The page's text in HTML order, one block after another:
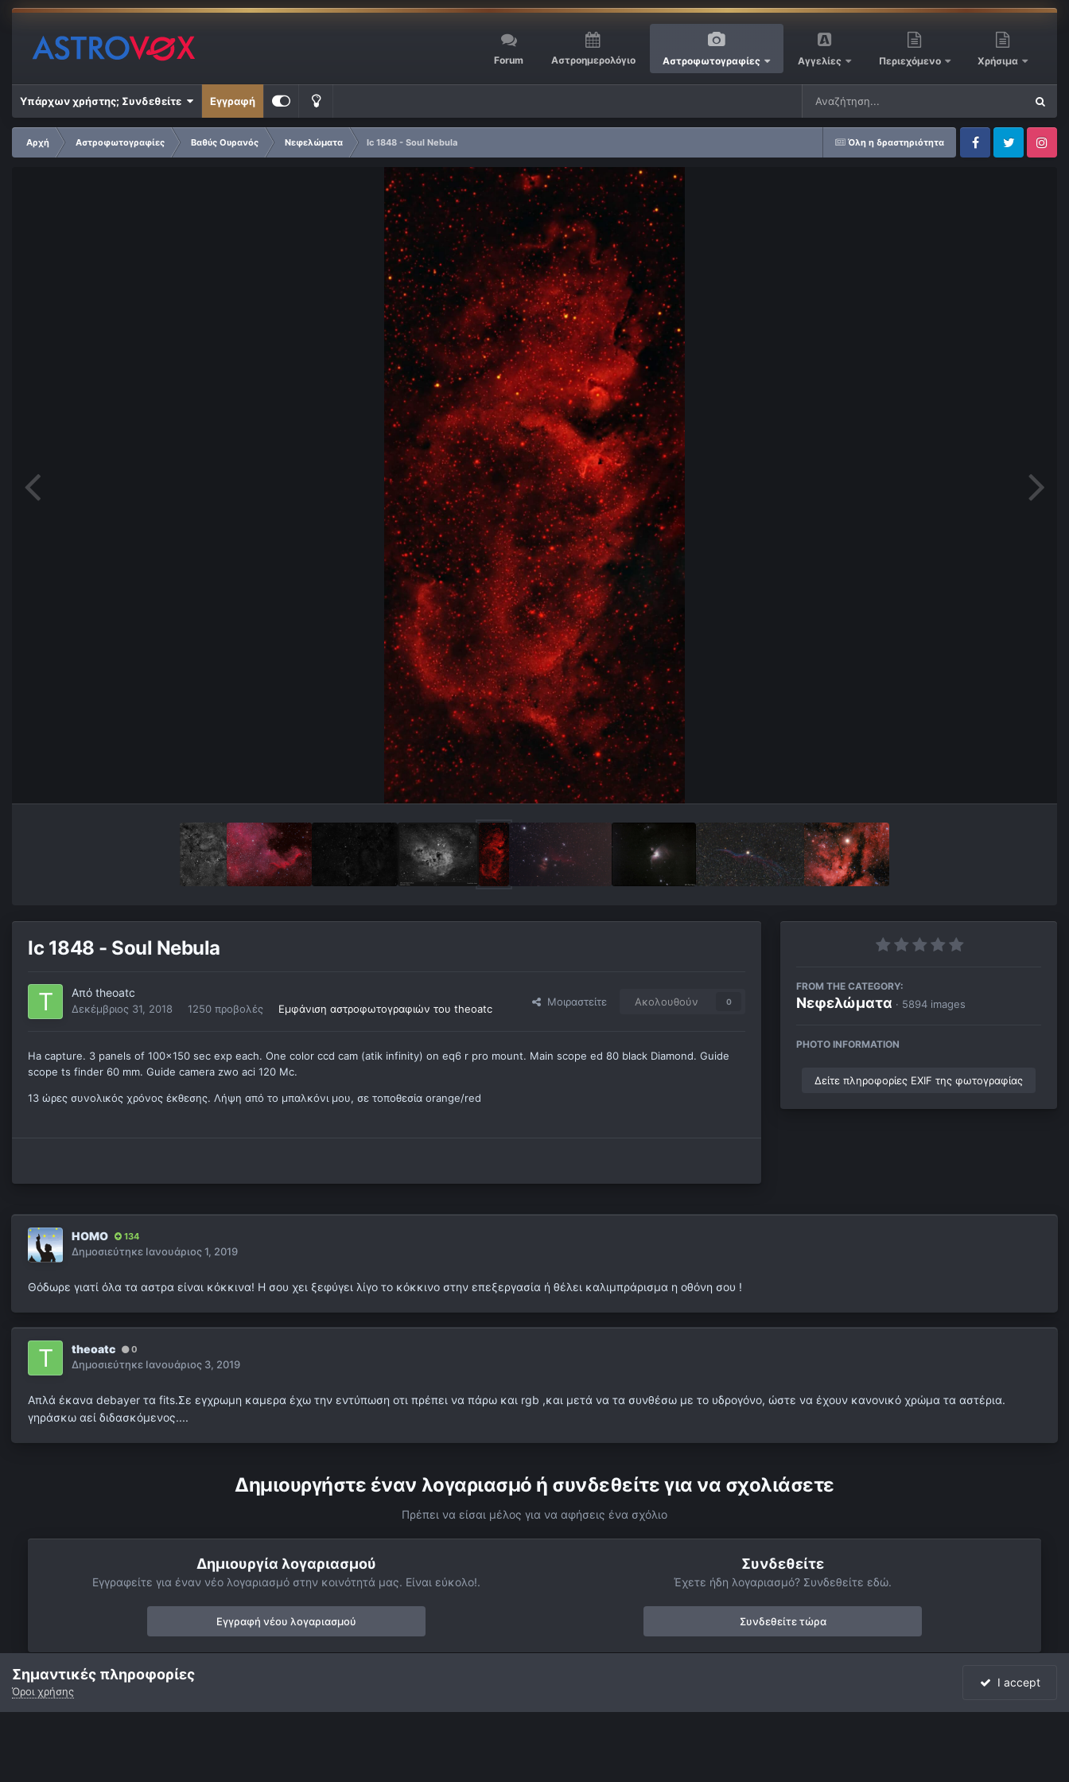
Forum Αστροημερολόγιο Αστροφωτογραφίες Αγγελίες Περιεχόμενο Χρήσιμα
Υπάρχων χρήστης; Συνδεθείτε Εγγραφή
Όλη η δραστηριότητα
Αρχή Αστροφωτογραφίες Βαθύς Ουρανός Νεφελώματα
Ic 1848 - Soul Nebula
FacebookTwitter Instagram
Ic 1848 - Soul Nebula
Από theoatc
Δεκέμβριος 31, 2018 1250 προβολές Εμφάνιση αστροφωτογραφιών του theoatc
Μοιραστείτε Ακολουθούν 0
Ha capture. 3 panels of 100x150 sec exp each. One color ccd cam (atik infinity) on eq6 r pro mount. Main scope ed 80 black Diamond. Guide
scope ts finder 60 mm. Guide camera zwo aci 120 Mc.
13 ώρες συνολικός χρόνος έκθεσης. Λήψη από το μπαλκόνι μου, σε τοποθεσία orange/red
FROM THE CATEGORY:
Νεφελώματα · 5894 images
PHOTO INFORMATION
Δείτε πληροφορίες EXIF της φωτογραφίας
HOMO 134
Δημοσιεύτηκε Ιανουάριος 1, 2019
Θόδωρε γιατί όλα τα αστρα είναι κόκκινα! Η σου χει ξεφύγει λίγο το κόκκινο στην επεξεργασία ή θέλει καλιμπράρισμα η οθόνη σου !
theoatc 0
Δημοσιεύτηκε Ιανουάριος 3, 2019
Απλά έκανα debayer τα fits.Σε εγχρωμη καμερα έχω την εντύπωση οτι πρέπει να πάρω και rgb ,και μετά να τα συνθέσω με το υδρογόνο, ώστε να έχουν κανονικό χρώμα τα αστέρια.
γηράσκω αεί διδασκόμενος....
Δημιουργήστε έναν λογαριασμό ή συνδεθείτε για να σχολιάσετε
Πρέπει να είσαι μέλος για να αφήσεις ένα σχόλιο
Δημιουργία λογαριασμού
Εγγραφείτε για έναν νέο λογαριασμό στην κοινότητά μας. Είναι εύκολο!.
Εγγραφή νέου λογαριασμού
Συνδεθείτε
Έχετε ήδη λογαριασμό? Συνδεθείτε εδώ.
Συνδεθείτε τώρα
Αρχή
Σημαντικές πληροφορίες
Όροι χρήσης
I accept